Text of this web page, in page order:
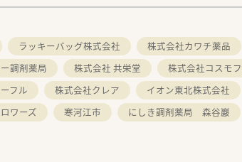
ラッキーバッグ株式会社 株式会社カワチ薬品
調剤薬局 株式会社 共栄堂 株式会社コスモ
フル 株式会社クレア イオン東北株式会社
ワーズ 寒河江市 にしき調剤薬局 森谷巖